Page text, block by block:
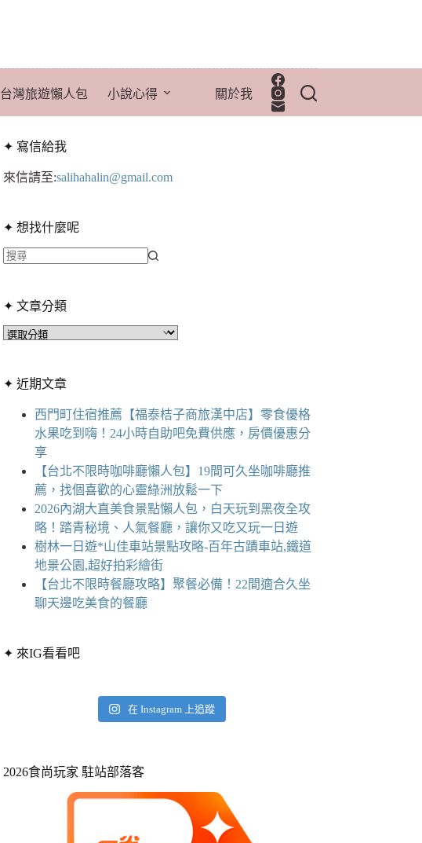
台灣旅遊懶人包 小說心得 關於我
✦ 寫信給我
來信請至:salihahalin@gmail.com
✦ 想找什麼呢
到
符
件
✦ 文章分類
✦
分
✦ 近期文章
西門町住宿推薦【福泰桔子商旅漢中店】零食優格
水果吃到嗨！24小時自助吧免費供應，房價優惠分
享
【台北不限時咖啡廳懶人包】19間可久坐咖啡廳推
薦，找個喜歡的心靈綠洲放鬆一下
2026內湖大直美食景點懶人包，白天玩到黑夜全攻
略！踏青秘境、人氣餐廳，讓你又吃又玩一日遊
樹林一日遊*山佳車站景點攻略-百年古蹟車站,鐵道
地景公園,超好拍彩繪街
【台北不限時餐廳攻略】聚餐必備！22間適合久坐
聊天邊吃美食的餐廳
✦ 來IG看看吧
在 Instagram 上追蹤
2026食尚玩家 駐站部落客